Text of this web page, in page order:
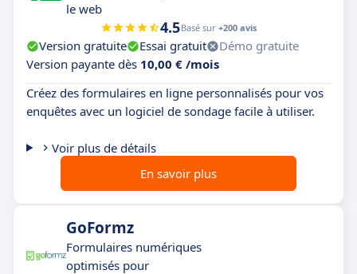
le web
4.5Basé sur +200 avis
Version gratuite Essai gratuit
Démo gratuite
Version payante dès 10,00 € /mois
Créez des formulaires en ligne personnalisés pour vos
enquêtes avec un logiciel de sondage facile à utiliser.
Voir plus de détails
En savoir plus
GoFormz
Formulaires numériques
optimisés pour